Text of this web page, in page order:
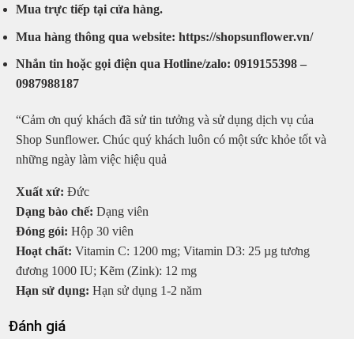
Mua trực tiếp tại cửa hàng.
Mua hàng thông qua website: https://shopsunflower.vn/
Nhắn tin hoặc gọi điện qua Hotline/zalo: 0919155398 –
0987988187
“Cảm ơn quý khách đã sử tin tưởng và sử dụng dịch vụ của
Shop Sunflower. Chúc quý khách luôn có một sức khỏe tốt và
những ngày làm việc hiệu quả
Xuất xứ: Đức
Dạng bào chế: Dạng viên
Đóng gói: Hộp 30 viên
Hoạt chất: Vitamin C: 1200 mg; Vitamin D3: 25 µg tương
đương 1000 IU; Kẽm (Zink): 12 mg
Hạn sử dụng: Hạn sử dụng 1-2 năm
Đánh giá